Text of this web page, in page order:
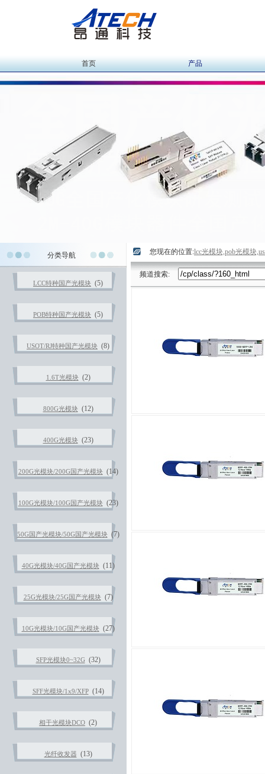
首页 产品
分类导航
LCC特种国产光模块 (5)
POB特种国产光模块 (5)
USOT/RJ特种国产光模块 (8)
1.6T光模块(2)
800G光模块(12)
400G光模块(23)
200G光模块/200G国产光模块(14)
100G光模块/100G国产光模块(23)
50G国产光模块/50G国产光模块(7)
40G光模块/40G国产光模块(11)
25G光模块/25G国产光模块(7)
10G光模块/10G国产光模块(27)
SFP光模块0~32G(32)
SFF光模块/1x9/XFP(14)
相干光模块DCO (2)
光纤收发器 (13)
您现在的位置:lcc光模块,pob光模块
频道搜索: